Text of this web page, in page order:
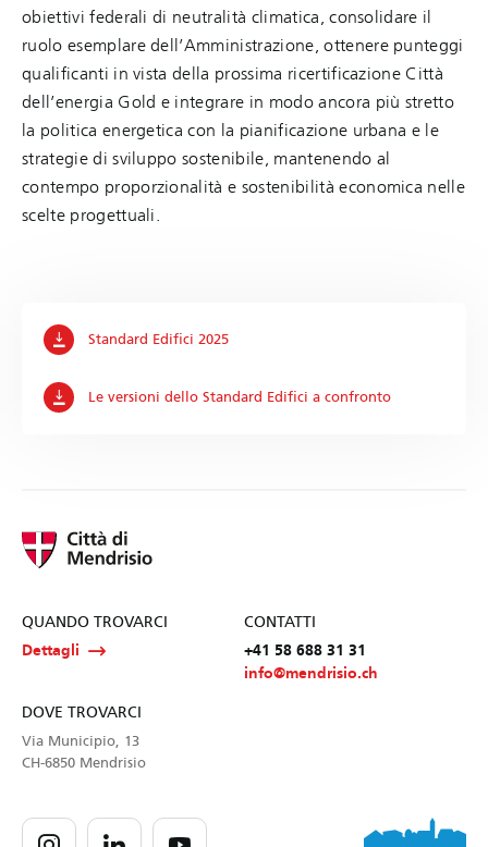
obiettivi federali di neutralità climatica, consolidare il
ruolo esemplare dell’Amministrazione, ottenere punteggi
qualificanti in vista della prossima ricertificazione Città
dell’energia Gold e integrare in modo ancora più stretto
la politica energetica con la pianificazione urbana e le
strategie di sviluppo sostenibile, mantenendo al
contempo proporzionalità e sostenibilità economica nelle
scelte progettuali.
Standard Edifici 2025
Le versioni dello Standard Edifici a confronto
QUANDO TROVARCI
Dettagli
CONTATTI
+41 58 688 31 31
info@mendrisio.ch
DOVE TROVARCI
Via Municipio, 13
CH-6850 Mendrisio